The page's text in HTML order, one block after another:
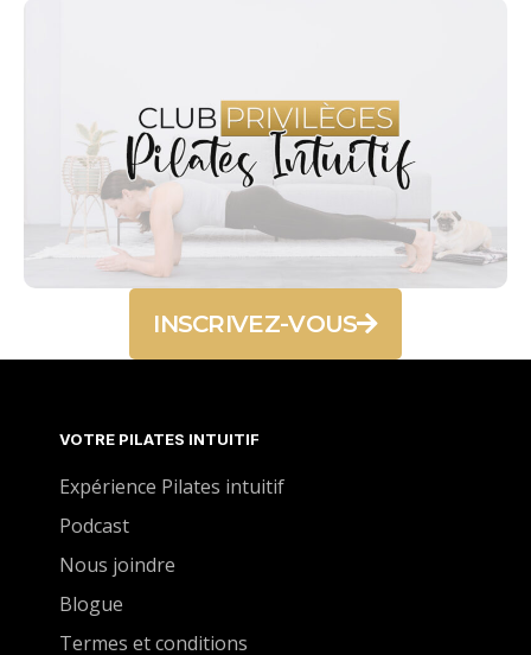
INSCRIVEZ-VOUS
VOTRE PILATES INTUITIF
Expérience Pilates intuitif
Podcast
Nous joindre
Blogue
Termes et conditions